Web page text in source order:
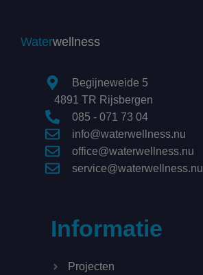
Waterwellness
Begijneweide 5
4891 TR Rijsbergen
085 - 071 73 04
info@waterwellness.nu
office@waterwellness.nu
service@waterwellness.nu
Informatie
Projecten